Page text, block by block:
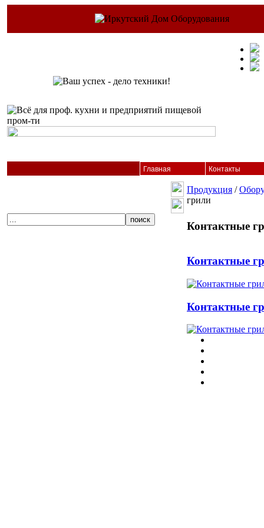
Главная Контакты
Продукция /
грили
Контактные
Контактные
Контактные